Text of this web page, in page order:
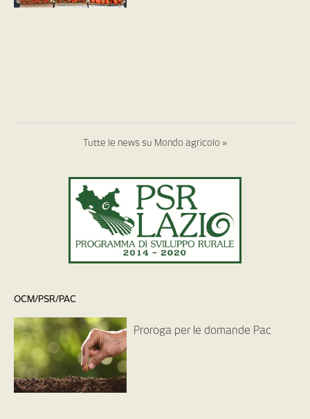
Tutte le news su Mondo agricolo »
OCM/PSR/PAC
Proroga per le domande Pac